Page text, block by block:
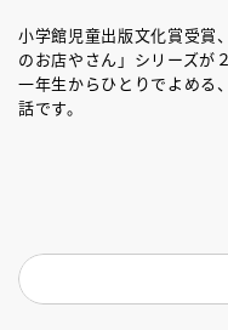
小学館児童出版文化賞受賞
のお店やさん」シリーズが
一年生からひとりでよめる
話です。